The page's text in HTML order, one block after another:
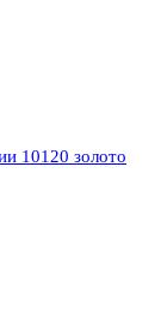
10120 золото